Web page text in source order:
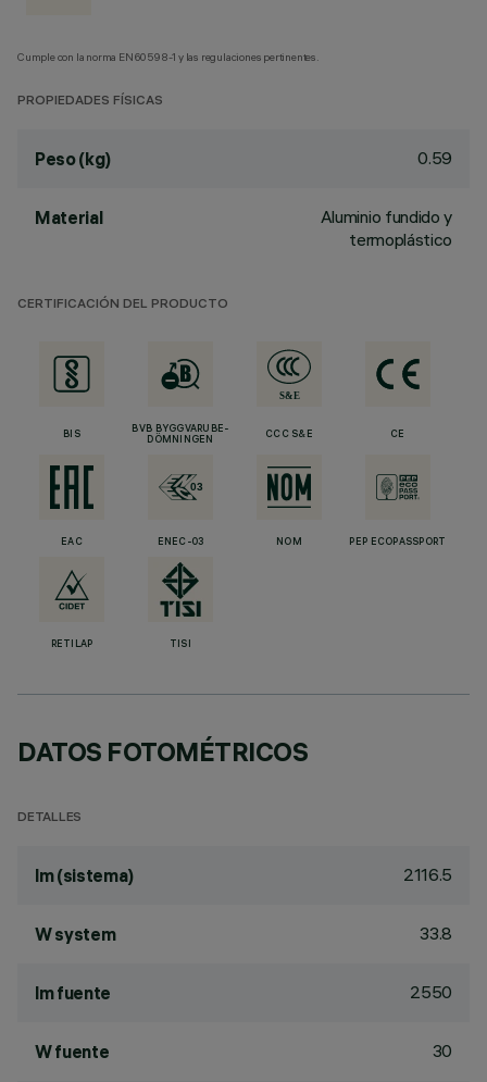
Cumple con la norma EN60598-1 y las regulaciones pertinentes.
PROPIEDADES FÍSICAS
Peso (kg) 0.59
Material
Aluminio fundido y
termoplástico
CERTIFICACIÓN DEL PRODUCTO
BIS
BVB BYGGVARUBE-
DÖMNINGEN
CCC S&E CE
EAC ENEC-03 NOM PEP ECOPASSPORT
RETILAP TISI
DATOS FOTOMÉTRICOS
DETALLES
lm (sistema) 2116.5
W system 33.8
lm fuente 2550
W fuente 30